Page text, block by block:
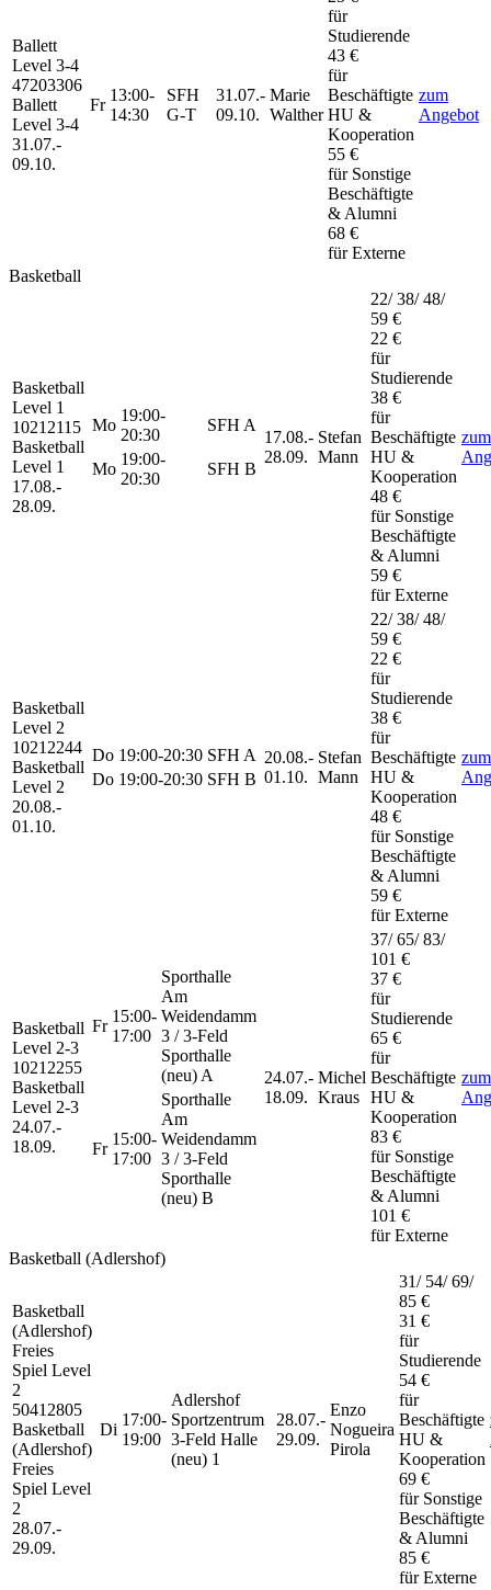
Ballett
Level 3-4
47203306
Ballett
Level 3-4
31.07.-
09.10.
Fr
13:00-
14:30
SFH
G-T
31.07.-
09.10.
Marie
Walther
für
Studierende
43 €
für
Beschäftigte
HU &
Kooperation
55 €
für Sonstige
Beschäftigte
& Alumni
68 €
für Externe
zum
Angebot
Basketball
Basketball
Level 1
10212115
Basketball
Level 1
17.08.-
28.09.
Mo
19:00-
20:30
SFH A
Mo
19:00-
20:30
SFH B
17.08.-
28.09.
Stefan
Mann
22/ 38/ 48/
59 €
22 €
für
Studierende
38 €
für
Beschäftigte
HU &
Kooperation
48 €
für Sonstige
Beschäftigte
& Alumni
59 €
für Externe
zum
Basketball
Level 2
10212244
Basketball
Level 2
20.08.-
01.10.
Do 19:00-20:30 SFH A
Do 19:00-20:30 SFH B
20.08.-
01.10.
Stefan
Mann
22/ 38/ 48/
59 €
22 €
für
Studierende
38 €
für
Beschäftigte
HU &
Kooperation
48 €
für Sonstige
Beschäftigte
& Alumni
59 €
für Externe
zum
Basketball
Level 2-3
10212255
Basketball
Level 2-3
24.07.-
18.09.
Fr
15:00-
17:00
Sporthalle
Am
Weidendamm
3 / 3-Feld
Sporthalle
(neu) A
Fr
15:00-
17:00
Sporthalle
Am
Weidendamm
3 / 3-Feld
Sporthalle
(neu) B
24.07.-
18.09.
Michel
Kraus
37/ 65/ 83/
101 €
37 €
für
Studierende
65 €
für
Beschäftigte
HU &
Kooperation
83 €
für Sonstige
Beschäftigte
& Alumni
101 €
für Externe
zum
Basketball (Adlershof)
Basketball
(Adlershof)
Freies
Spiel Level
2
50412805
Basketball
(Adlershof)
Freies
Spiel Level
2
28.07.-
29.09.
Di
17:00-
19:00
Adlershof
Sportzentrum
3-Feld Halle
(neu) 1
28.07.-
29.09.
Enzo
Nogueira
Pirola
31/ 54/ 69/
85 €
31 €
für
Studierende
54 €
für
Beschäftigte
HU &
Kooperation
69 €
für Sonstige
Beschäftigte
& Alumni
85 €
für Externe